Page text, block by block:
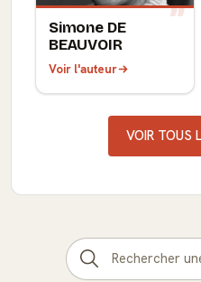
Simone DE
BEAUVOIR
Voir l'auteur
VOIR TOUS